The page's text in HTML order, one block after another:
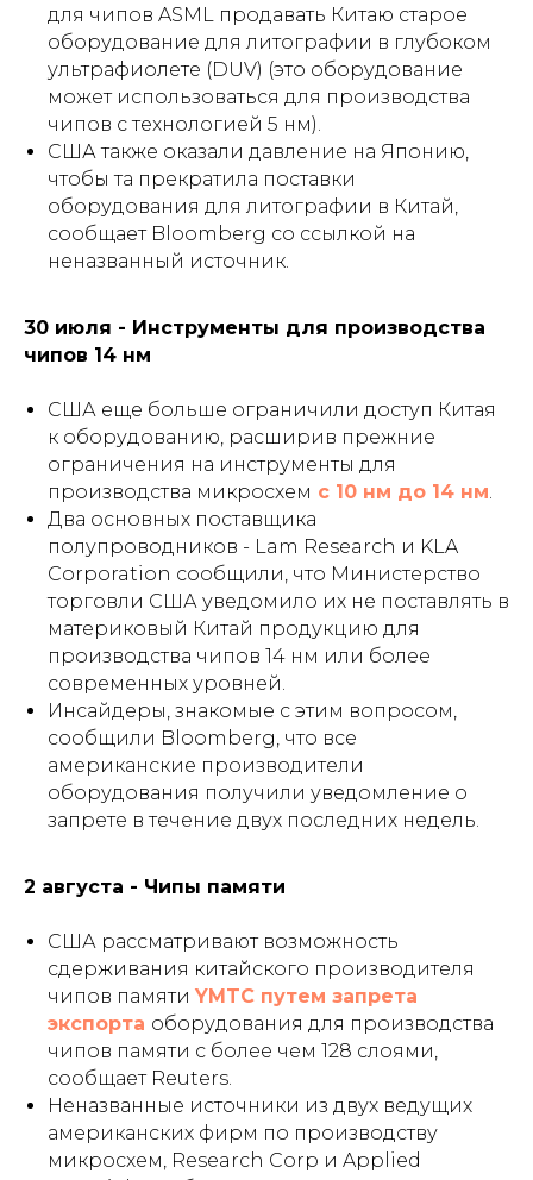
для чипов ASML продавать Китаю старое
оборудование для литографии в глубоком
ультрафиолете (DUV) (это оборудование
может использоваться для производства
чипов с технологией 5 нм).
США также оказали давление на Японию,
чтобы та прекратила поставки
оборудования для литографии в Китай,
сообщает Bloomberg со ссылкой на
неназванный источник.
30 июля - Инструменты для производства
чипов 14 нм
США еще больше ограничили доступ Китая
к оборудованию, расширив прежние
ограничения на инструменты для
производства микросхем c 10 нм до 14 нм
Два основных поставщика
полупроводников - Lam Research и KLA
Corporation сообщили, что Министерство
торговли США уведомило их не поставлять в
материковый Китай продукцию для
производства чипов 14 нм или более
современных уровней.
Инсайдеры, знакомые с этим вопросом,
сообщили Bloomberg, что все
американские производители
оборудования получили уведомление о
запрете в течение двух последних недель.
2 августа - Чипы памяти
США рассматривают возможность
сдерживания китайского производителя
чипов памяти YMTC путем запрета
экспорта оборудования для производства
чипов памяти с более чем 128 слоями,
сообщает Reuters.
Неназванные источники из двух ведущих
американских фирм по производству
микросхем, Research Corp и Applied